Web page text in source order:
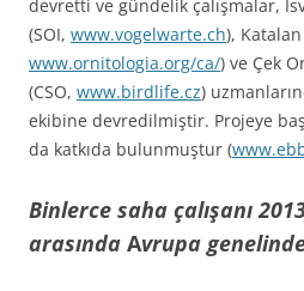
devretti ve gündelik çalışmalar,
(SOI, www.vogelwarte.ch),
www.ornitologia.org/ca/) ve Çek
(CSO, www.birdlife.cz)
ekibine devredilmiştir. Projeye
da katkıda bulunmuştur (
Binlerce saha çalışanı
arasında Avrupa